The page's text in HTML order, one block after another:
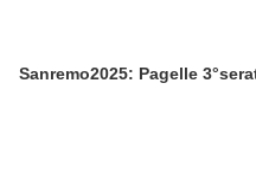
Sanremo2025: Pagelle